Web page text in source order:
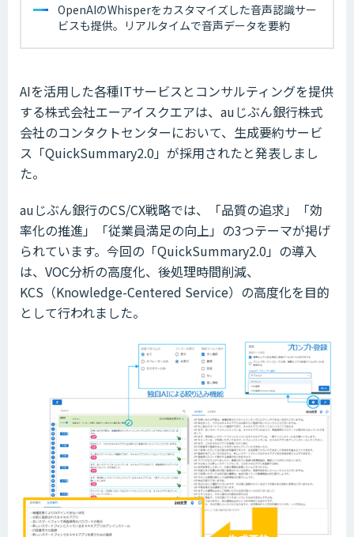
OpenAIのWhisperをカスタマイズした音声認識サー
ビスも提供。リアルタイムで音声データを要約
AIを活用した各種ITサービスとコンサルティングを提供
する株式会社エーアイスクエアは、auじぶん銀行株式
会社のコンタクトセンターにおいて、生成要約サービ
ス「QuickSummary2.0」が採用されたと発表しまし
た。
auじぶん銀行のCS/CX戦略では、「品質の追求」「効
率化の推進」「従業員満足の向上」の3つテーマが掲げ
られています。今回の「QuickSummary2.0」の導入
は、VOC分析の高度化、後処理時間削減、
KCS（Knowledge-Centered Service）の高度化を目的
として行われました。